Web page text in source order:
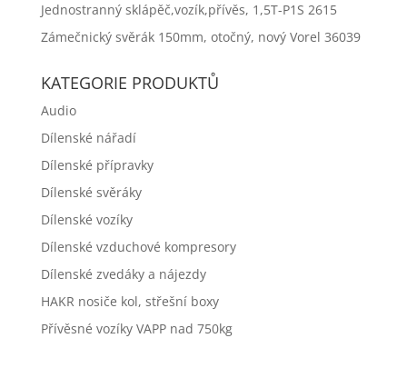
Jednostranný sklápěč,vozík,přívěs, 1,5T-P1S 2615
Zámečnický svěrák 150mm, otočný, nový Vorel 36039
KATEGORIE PRODUKTŮ
Audio
Dílenské nářadí
Dílenské přípravky
Dílenské svěráky
Dílenské vozíky
Dílenské vzduchové kompresory
Dílenské zvedáky a nájezdy
HAKR nosiče kol, střešní boxy
Přívěsné vozíky VAPP nad 750kg